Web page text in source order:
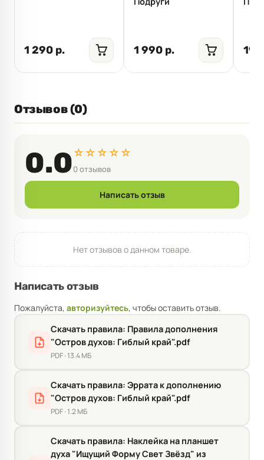
1 290 р. 1 990 р. 19
Отзывов (0)
0.0☆☆☆☆☆
0 отзывов
Написать отзыв
Нет отзывов о данном товаре.
Написать отзыв
Пожалуйста, авторизуйтесь, чтобы оставить отзыв.
Скачать правила: Правила дополнения
"Остров духов: Гиблый край".pdf
PDF · 13.4 МБ
Скачать правила: Эррата к дополнению
"Остров духов: Гиблый край".pdf
PDF · 1.2 МБ
Скачать правила: Наклейка на планшет
духа "Ищущий Форму Свет Звёзд" из